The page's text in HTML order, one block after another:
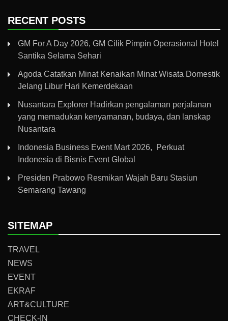
RECENT POSTS
GM For A Day 2026, GM Cilik Pimpin Operasional Hotel
Santika Selama Sehari
Agoda Catatkan Minat Kenaikan Minat Wisata Domestik
Jelang Libur Hari Kemerdekaan
Nusantara Explorer Hadirkan pengalaman perjalanan
yang memadukan kenyamanan, budaya, dan lanskap
Nusantara
Indonesia Business Event Mart 2026, Perkuat
Indonesia di Bisnis Event Global
Presiden Prabowo Resmikan Wajah Baru Stasiun
Semarang Tawang
SITEMAP
TRAVEL
NEWS
EVENT
EKRAF
ART&CULTURE
CHECK-IN